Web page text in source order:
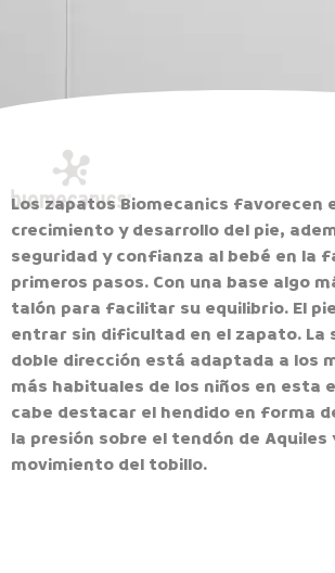
Los zapatos Biomecanics favorecen
crecimiento y desarrollo del pie,
seguridad y confianza al bebé en la
primeros pasos. Con una base algo
talón para facilitar su equilibrio. El
entrar sin dificultad en el zapato. La
doble dirección está adaptada a los
más habituales de los niños en esta
cabe destacar el hendido en forma
la presión sobre el tendón de
movimiento del tobillo.